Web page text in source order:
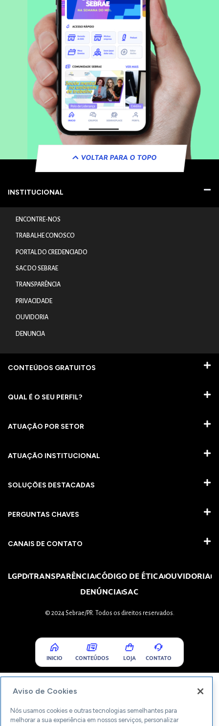
VOLTAR PARA O TOPO
INSTITUCIONAL
ENCONTRE-NOS
TRABALHE CONOSCO
PORTAL DO CREDENCIADO
SAC DO SEBRAE
TRANSPARÊNCIA
PRIVACIDADE
OUVIDORIA
DENUNCIA
CONTEÚDOS GRATUITOS
QUAL É O SEU PERFIL?
ATUAÇÃO POR SETOR
ATUAÇÃO INSTITUCIONAL
SOLUÇÕES DESTACADAS
PERGUNTAS CHAVES​
CANAIS DE CONTATO
LGPDTRANSPARÊNCIACÓDIGO DE ÉTICAOUVIDORIA
DENÚNCIASAC
© 2024 Sebrae/PR. Todos os direitos reservados.
INICIO CONTEÚDOS LOJA CONTATO
Aviso de Cookies
Nós usamos cookies e outras tecnologias semelhantes para
melhorar a sua experiência em nossos serviços, personalizar